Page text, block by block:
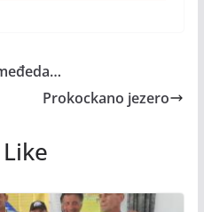
Prokockano jezero